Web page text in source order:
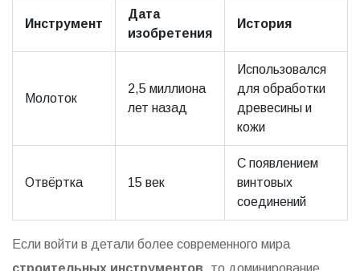
Инструмент
Дата
изобретения
История
Молоток
2,5 миллиона
лет назад
Использовался
для обработки
древесины и
кожи
Отвёртка 15 век
С появлением
винтовых
соединений
Если войти в детали более современного мира